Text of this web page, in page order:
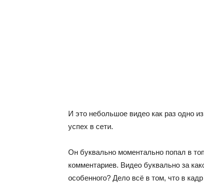
И это небольшое видео как раз одно
успех в сети.
Он буквально моментально попал в
комментариев. Видео буквально за
особенного? Дело всё в том, что в